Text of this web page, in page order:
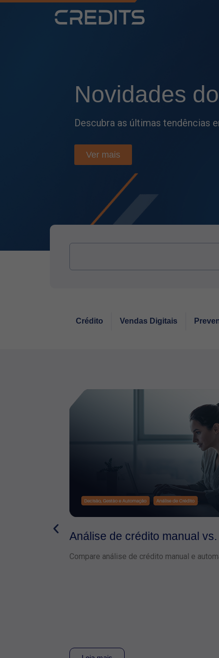
Fique por
Acompanhe as principais
Ver mais
Crédito Vendas Digitais
Análise de crédito manual
Compare análise de crédito manual e